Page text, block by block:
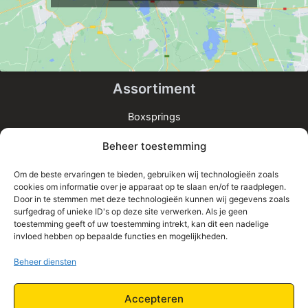
Beheer toestemming
Om de beste ervaringen te bieden, gebruiken wij technologieën zoals
cookies om informatie over je apparaat op te slaan en/of te raadplegen.
Door in te stemmen met deze technologieën kunnen wij gegevens zoals
surfgedrag of unieke ID's op deze site verwerken. Als je geen
toestemming geeft of uw toestemming intrekt, kan dit een nadelige
invloed hebben op bepaalde functies en mogelijkheden.
Beheer diensten
Accepteren
Assortiment
Boxsprings
Bedden
Informatie
Home
Shop
Privacy Policy
Retourbeleid